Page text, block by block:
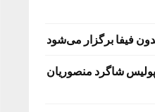
فیفا برگزار می‌شود
شاگرد منصوریان